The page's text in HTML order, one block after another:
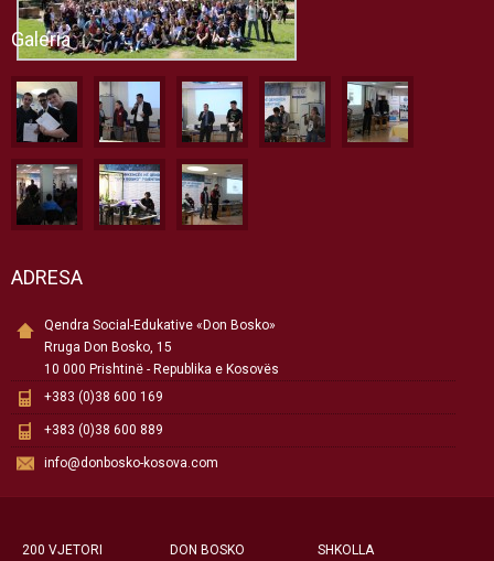
Galeria
ADRESA
Qendra Social-Edukative «Don Bosko»
Rruga Don Bosko, 15
10 000 Prishtinë - Republika e Kosovës
+383 (0)38 600 169
+383 (0)38 600 889
info@donbosko-kosova.com
200 VJETORI DON BOSKO SHKOLLA